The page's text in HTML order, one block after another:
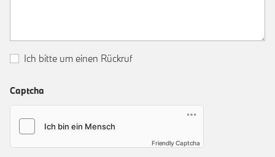
Ich bitte um einen Rückruf
Captcha
Friendly Captcha